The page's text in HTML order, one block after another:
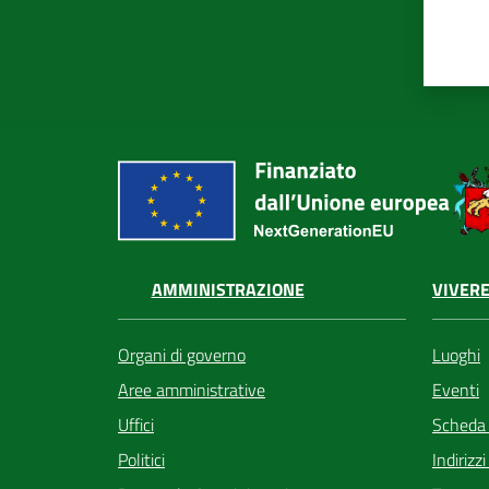
AMMINISTRAZIONE
Organi di governo
Aree amministrative
Uffici
Politici
Luoghi
Eventi